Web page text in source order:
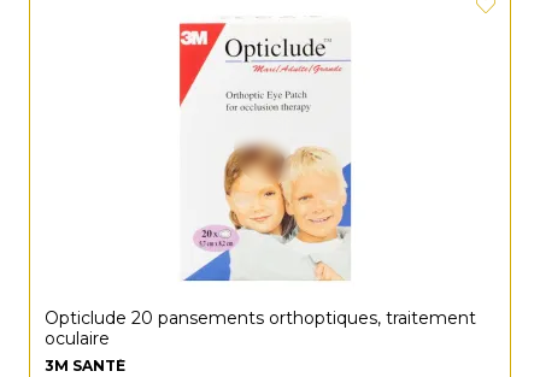
Opticlude 20 pansements orthoptiques, traitement
oculaire
3M SANTÉ